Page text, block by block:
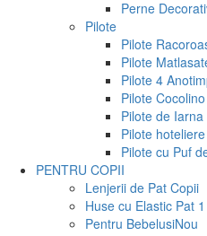
Perne
Pilote
Pilote
Pilote
Pilote 4
Pilote Cocolino
Pilote de Iarna
Pilote hoteliere
Pilote cu Puf
PENTRU COPII
Lenjerii de Pat Copii
Huse cu Elastic Pat
Pentru BebelusiNou